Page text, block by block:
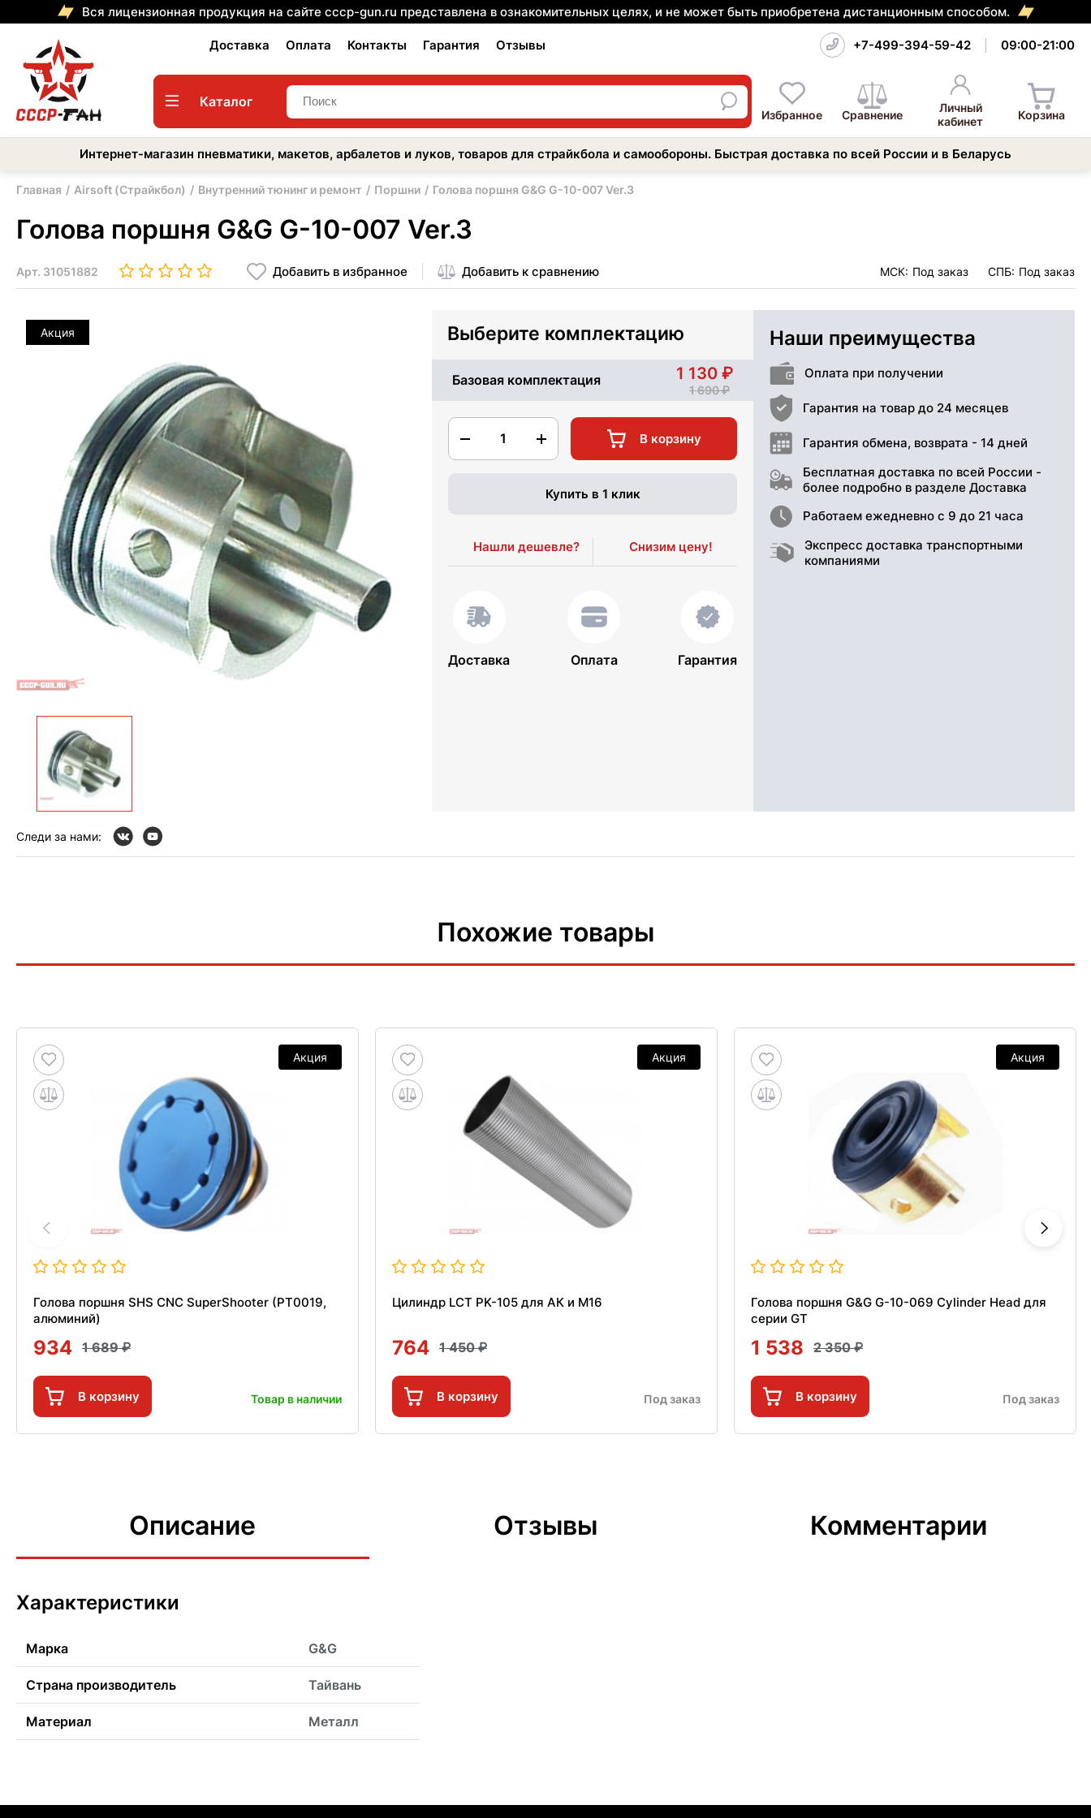
Вся лицензионная продукция на сайте cccp-gun.ru представлена в ознакомительных целях, и не может быть приобретена дистанционным способом.
Доставка Оплата Контакты Гарантия Отзывы +7-499-394-59-42 09:00-21:00
Каталог
Избранное Сравнение
Личный
кабинет
Корзина
Интернет-магазин пневматики, макетов, арбалетов и луков, товаров для страйкбола и самообороны. Быстрая доставка по всей России и в Беларусь
Главная Airsoft (Страйкбол) Внутренний тюнинг и ремонт Поршни Голова поршня G&G G-10-007 Ver.3
Голова поршня G&G G-10-007 Ver.3
Арт. 31051882 Добавить в избранное Добавить к сравнению МСК: Под заказ СПБ: Под заказ
Акция Выберите комплектацию
Базовая комплектация 1 130
1 690
1 В корзину
Купить в 1 клик
Нашли дешевле? Снизим цену!
Доставка Оплата Гарантия
Наши преимущества
Оплата при получении
Гарантия на товар до 24 месяцев
Гарантия обмена, возврата - 14 дней
Бесплатная доставка по всей России -
более подробно в разделе Доставка
Работаем ежедневно с 9 до 21 часа
Экспресс доставка транспортными
компаниями
Следи за нами:
Похожие товары
Акция
Голова поршня SHS CNC SuperShooter (PT0019,
алюминий)
934 1 689
В корзину Товар в наличии
Акция
Цилиндр LCT PK-105 для АК и M16
764 1 450
В корзину Под заказ
Акция
Голова поршня G&G G-10-069 Cylinder Head для
серии GT
1 538 2 350
В корзину Под заказ
Описание Отзывы Комментарии
Характеристики
Марка G&G
Страна производитель Тайвань
Материал Металл